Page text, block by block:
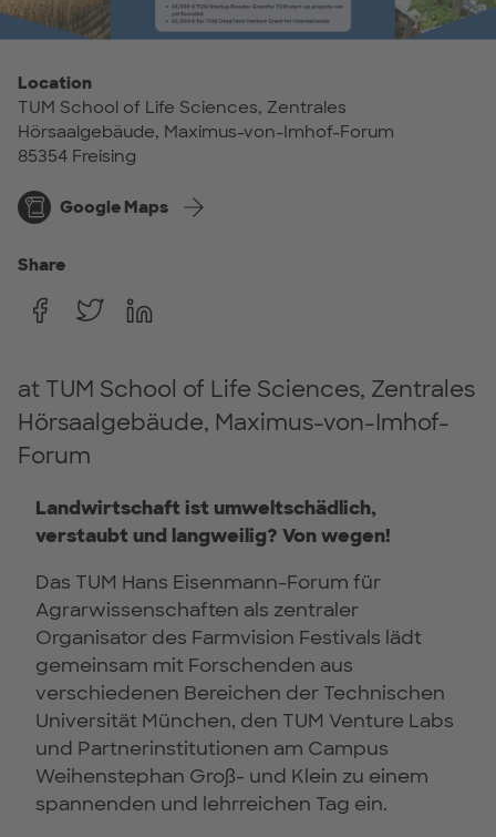
Location
TUM School of Life Sciences, Zentrales
Hörsaalgebäude, Maximus-von-Imhof-Forum
85354 Freising
Google Maps
Share
at TUM School of Life Sciences, Zentrales
Hörsaalgebäude, Maximus-von-Imhof-
Forum
Landwirtschaft ist umweltschädlich,
verstaubt und langweilig? Von wegen!
Das TUM Hans Eisenmann-Forum für
Agrarwissenschaften als zentraler
Organisator des Farmvision Festivals lädt
gemeinsam mit Forschenden aus
verschiedenen Bereichen der Technischen
Universität München, den TUM Venture Labs
und Partnerinstitutionen am Campus
Weihenstephan Groß- und Klein zu einem
spannenden und lehrreichen Tag ein.